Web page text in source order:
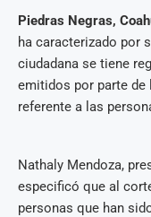
Piedras Negras,
ha caracterizado por
ciudadana se tiene
emitidos por parte de
referente a las
Nathaly Mendoza,
especificó que al
personas que han